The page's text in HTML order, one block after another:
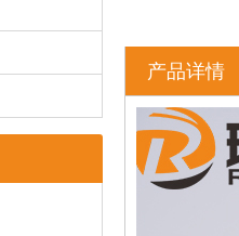
产品详情